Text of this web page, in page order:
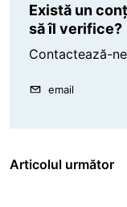
Există un
să îl verifice?
Contactează-ne
email
Articolul următor